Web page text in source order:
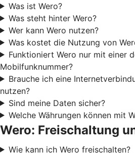
Was ist Wero?
Was steht hinter Wero?
Wer kann Wero nutzen?
Was kostet die Nutzung von
Funktioniert Wero nur mit einer
Mobilfunknummer?
Brauche ich eine
nutzen?
Sind meine Daten sicher?
Welche Währungen können mit
Wero: Freischaltung
Wie kann ich Wero freischalten?